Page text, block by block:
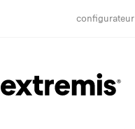
configurateur